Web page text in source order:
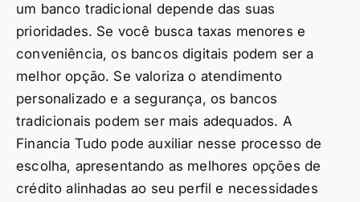
um banco tradicional depende das suas
prioridades. Se você busca taxas menores e
conveniência, os bancos digitais podem ser a
melhor opção. Se valoriza o atendimento
personalizado e a segurança, os bancos
tradicionais podem ser mais adequados. A
Financia Tudo pode auxiliar nesse processo de
escolha, apresentando as melhores opções de
crédito alinhadas ao seu perfil e necessidades